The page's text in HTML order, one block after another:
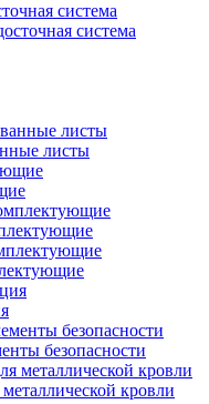
система
система
листы
безопасности
кровли